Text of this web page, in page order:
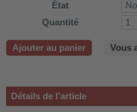
État
Quantité
Ajouter au panier Vous
Détails de l'article